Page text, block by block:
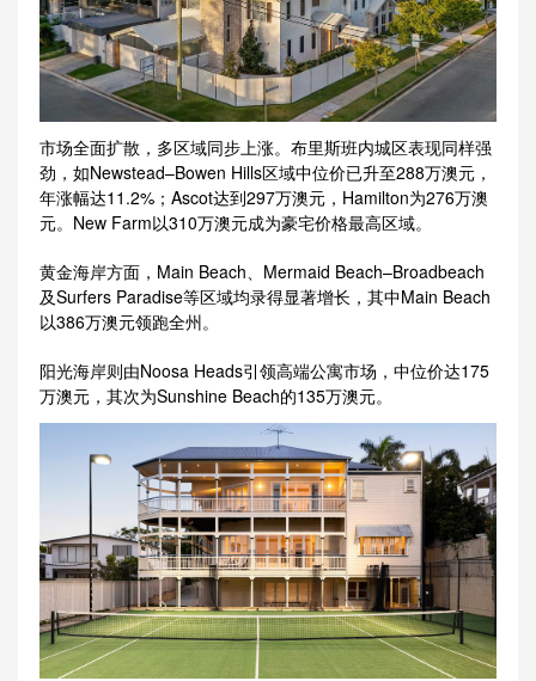
市场全面扩散，多区域同步上涨。布里斯班内城区表现同样强
劲，如Newstead–Bowen Hills区域中位价已升至288万澳元，
年涨幅达11.2%；Ascot达到297万澳元，Hamilton为276万澳
元。New Farm以310万澳元成为豪宅价格最高区域。
黄金海岸方面，Main Beach、Mermaid Beach–Broadbeach
及Surfers Paradise等区域均录得显著增长，其中Main Beach
以386万澳元领跑全州。
阳光海岸则由Noosa Heads引领高端公寓市场，中位价达175
万澳元，其次为Sunshine Beach的135万澳元。